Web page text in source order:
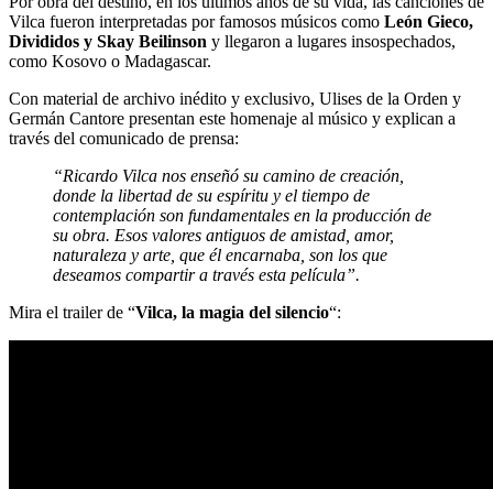
Vilca fueron interpretadas por famosos músicos como León Gieco,
Divididos y Skay Beilinson y llegaron a lugares insospechados,
como Kosovo o Madagascar.
Con material de archivo inédito y exclusivo, Ulises de la Orden y
Germán Cantore presentan este homenaje al músico y explican a
través del comunicado de prensa:
“Ricardo Vilca nos enseñó su camino de creación,
donde la libertad de su espíritu y el tiempo de
contemplación son fundamentales en la producción de
su obra. Esos valores antiguos de amistad, amor,
naturaleza y arte, que él encarnaba, son los que
deseamos compartir a través esta película”.
Mira el trailer de “Vilca, la magia del silencio“: